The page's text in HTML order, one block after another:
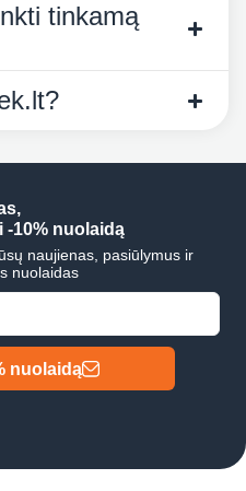
tinkamą
-10% nuolaidą
naujienas, pasiūlymus ir
nuolaidas
nuolaidą